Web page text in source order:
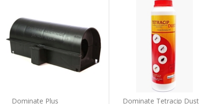
Dominate Plus
Dominate Tetracip Dust